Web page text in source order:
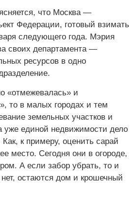
что Москва —
Федерации, готовый взимать
следующего года. Мэрия
своих департамента —
ресурсов в одно
«отмежевалась» и
то в малых городах и тем
земельных участков и
уже единой недвижимости дело
к примеру, оценить сарай
место. Сегодня они в огороде,
А если забор убрать, то и
остаются дом и крошечный